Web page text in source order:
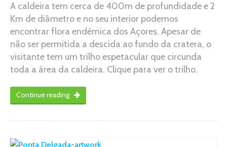
A caldeira tem cerca de 400m de profundidade e 2
Km de diâmetro e no seu interior podemos
encontrar flora endémica dos Açores. Apesar de
não ser permitida a descida ao fundo da cratera, o
visitante tem um trilho espetacular que circunda
toda a área da caldeira. Clique para ver o trilho.
Continue reading